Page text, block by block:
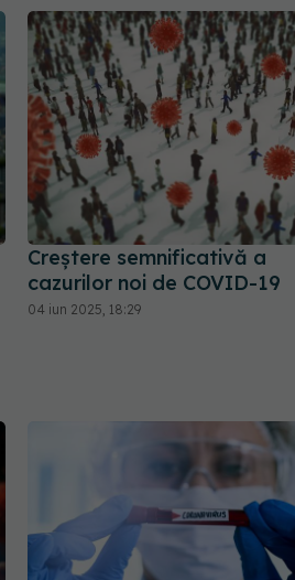
Creștere semnificativă a
cazurilor noi de COVID-19
04 iun 2025, 18:29